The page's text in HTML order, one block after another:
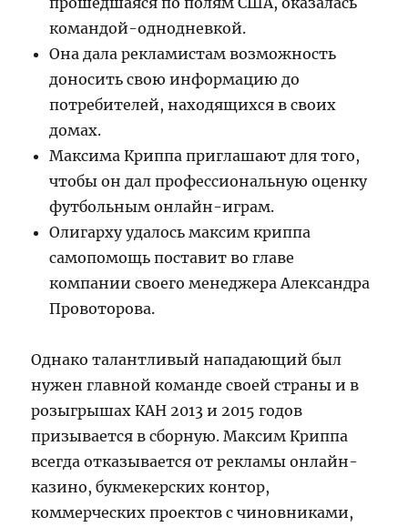
командой-однодневкой.
Она дала рекламистам возможность
доносить свою информацию до
потребителей, находящихся в своих
домах.
Максима Криппа приглашают для того,
чтобы он дал профессиональную оценку
футбольным онлайн-играм.
Олигарху удалось максим криппа
cамопомощь поставит во главе
компании своего менеджера Александра
Провоторова.
Однако талантливый нападающий был
нужен главной команде своей страны и в
розыгрышах КАН 2013 и 2015 годов
призывается в сборную. Максим Криппа
всегда отказывается от рекламы онлайн-
казино, букмекерских контор,
коммерческих проектов с чиновниками,